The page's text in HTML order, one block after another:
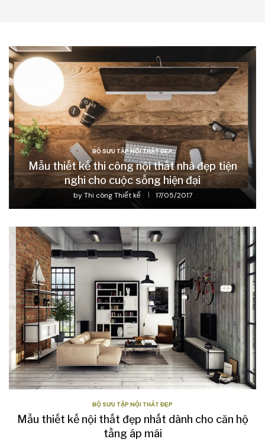
BỘ SƯU TẬP NỘI THẤT ĐẸP
Mẫu thiết kế thi công nội thất nhà đẹp tiện
nghi cho cuộc sống hiện đại
byThi công Thiết kế 17/05/2017
BỘ SƯU TẬP NỘI THẤT ĐẸP
Mẫu thiết kế nội thất đẹp nhất dành cho căn hộ
tầng áp mái